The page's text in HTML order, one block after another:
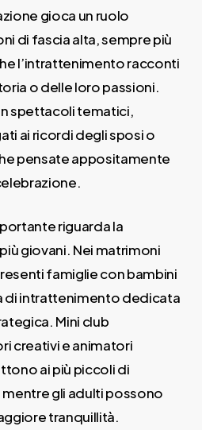
gioca un ruolo
di fascia alta, sempre più
l’intrattenimento racconti
o delle loro passioni.
spettacoli tematici,
ai ricordi degli sposi o
pensate appositamente
riguarda la
giovani. Nei matrimoni
famiglie con bambini
di intrattenimento dedicata
Mini club
creativi e animatori
ai più piccoli di
mentre gli adulti possono
tranquillità.